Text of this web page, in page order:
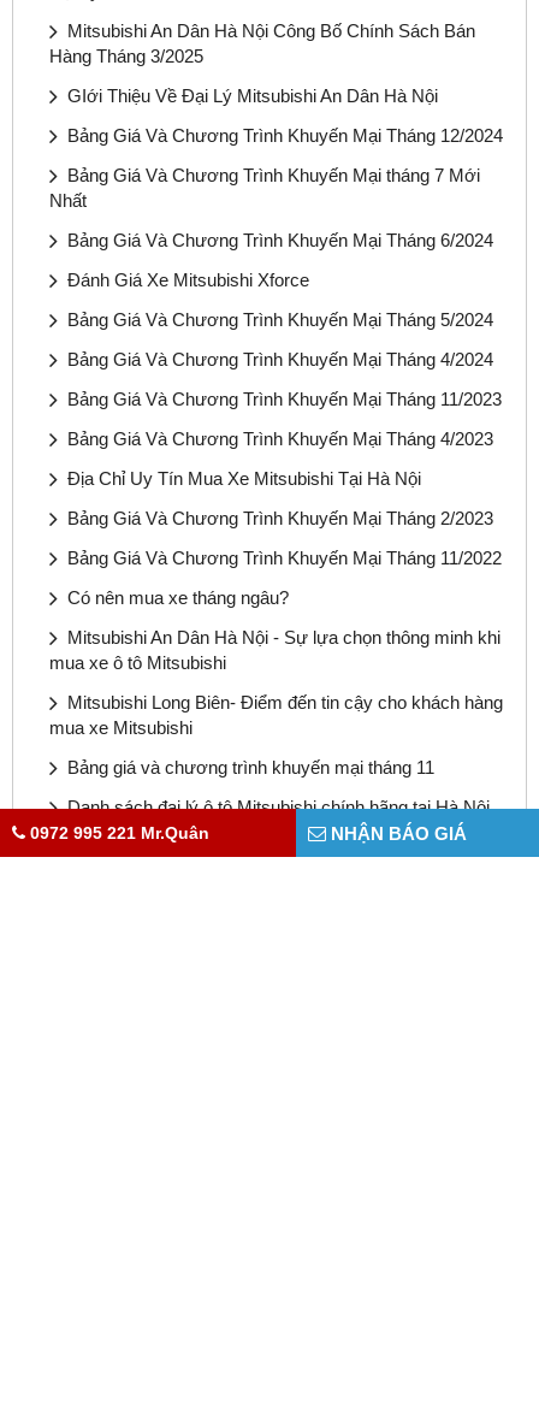
Mitsubishi An Dân Hà Nội Công Bố Chính Sách Bán
Hàng Tháng 3/2025
GIới Thiệu Về Đại Lý Mitsubishi An Dân Hà Nội
Bảng Giá Và Chương Trình Khuyến Mại Tháng 12/2024
Bảng Giá Và Chương Trình Khuyến Mại tháng 7 Mới
Nhất
Bảng Giá Và Chương Trình Khuyến Mại Tháng 6/2024
Đánh Giá Xe Mitsubishi Xforce
Bảng Giá Và Chương Trình Khuyến Mại Tháng 5/2024
Bảng Giá Và Chương Trình Khuyến Mại Tháng 4/2024
Bảng Giá Và Chương Trình Khuyến Mại Tháng 11/2023
Bảng Giá Và Chương Trình Khuyến Mại Tháng 4/2023
Địa Chỉ Uy Tín Mua Xe Mitsubishi Tại Hà Nội
Bảng Giá Và Chương Trình Khuyến Mại Tháng 2/2023
Bảng Giá Và Chương Trình Khuyến Mại Tháng 11/2022
Có nên mua xe tháng ngâu?
Mitsubishi An Dân Hà Nội - Sự lựa chọn thông minh khi
mua xe ô tô Mitsubishi
Mitsubishi Long Biên- Điểm đến tin cậy cho khách hàng
mua xe Mitsubishi
Bảng giá và chương trình khuyến mại tháng 11
Danh sách đại lý ô tô Mitsubishi chính hãng tại Hà Nội
Bảng giá và chương trình khuyến mại tháng 10
0972 995 221 Mr.Quân NHẬN BÁO GIÁ